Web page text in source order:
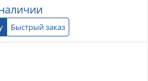
Быстрый заказ